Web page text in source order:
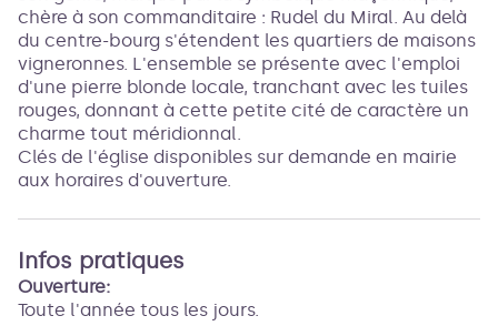
chère à son commanditaire : Rudel du Miral. Au delà
du centre-bourg s'étendent les quartiers de maisons
vigneronnes. L'ensemble se présente avec l'emploi
d'une pierre blonde locale, tranchant avec les tuiles
rouges, donnant à cette petite cité de caractère un
charme tout méridionnal.
Clés de l'église disponibles sur demande en mairie
aux horaires d'ouverture.
Infos pratiques
Ouverture:
Toute l'année tous les jours.